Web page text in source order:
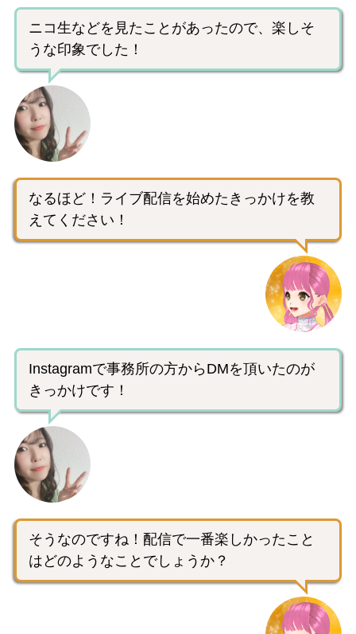
ニコ生などを見たことがあったので、楽しそ
うな印象でした！
なるほど！ライブ配信を始めたきっかけを教
えてください！
Instagramで事務所の方からDMを頂いたのが
きっかけです！
そうなのですね！配信で一番楽しかったこと
はどのようなことでしょうか？